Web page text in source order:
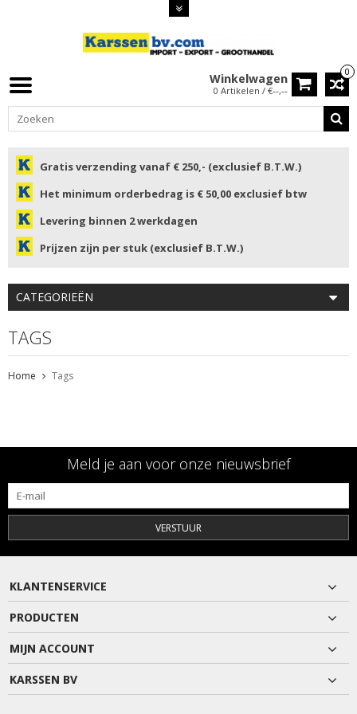
0
Winkelwagen
0 Artikelen / €--,--
Gratis verzending vanaf € 250,- (exclusief B.T.W.)
Het minimum orderbedrag is € 50,00 exclusief btw
Levering binnen 2 werkdagen
Prijzen zijn per stuk (exclusief B.T.W.)
CATEGORIEËN
TAGS
Home Tags
Meld je aan voor onze nieuwsbrief
VERSTUUR
KLANTENSERVICE
PRODUCTEN
MIJN ACCOUNT
KARSSEN BV